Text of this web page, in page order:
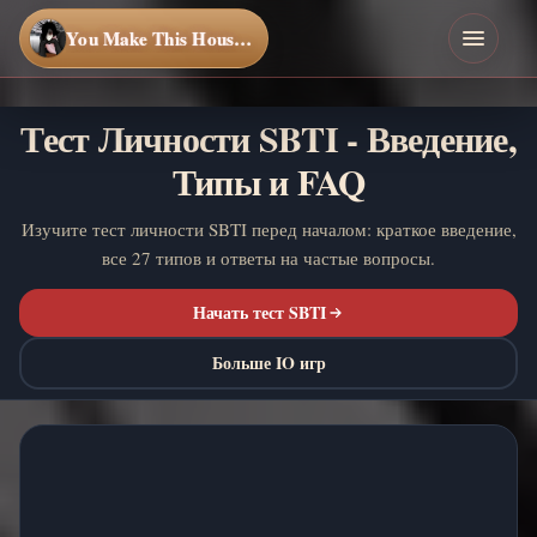
You Make This House a Home
Тест Личности SBTI - Введение,
Типы и FAQ
Изучите тест личности SBTI перед началом: краткое введение,
все 27 типов и ответы на частые вопросы.
Начать тест SBTI
Больше IO игр